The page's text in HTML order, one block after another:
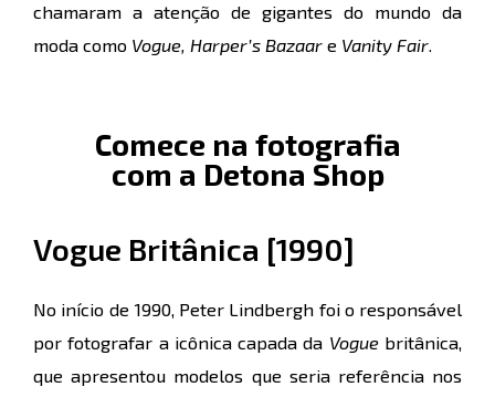
chamaram a atenção de gigantes do mundo da
moda como Vogue, Harper’s Bazaar e Vanity Fair.
Comece na fotografia
com a Detona Shop
Vogue Britânica [1990]
No início de 1990, Peter Lindbergh foi o responsável
por fotografar a icônica capada da Vogue britânica,
que apresentou modelos que seria referência nos